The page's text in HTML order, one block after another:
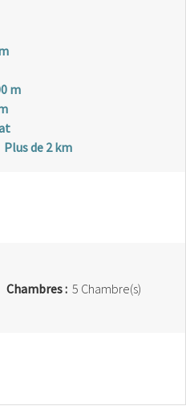
m
Plus de 2 km
Chambres : 5 Chambre(s)